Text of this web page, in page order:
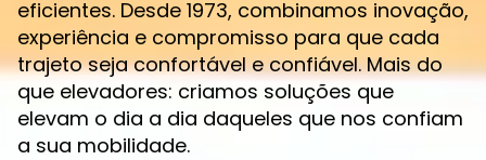
eficientes. Desde 1973, combinamos inovação,
experiência e compromisso para que cada
trajeto seja confortável e confiável. Mais do
que elevadores: criamos soluções que
elevam o dia a dia daqueles que nos confiam
a sua mobilidade.